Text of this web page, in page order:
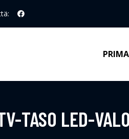
TASO LED-